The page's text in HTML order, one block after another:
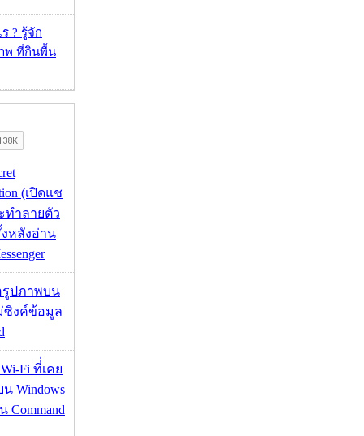
? รู้จัก
พ ที่กินพื้น
(เปิดแช
ทำลายตัว
หลังอ่าน
รูปภาพบน
ซิงค์ข้อมูล
Fi ที่่เคย
Windows
Command